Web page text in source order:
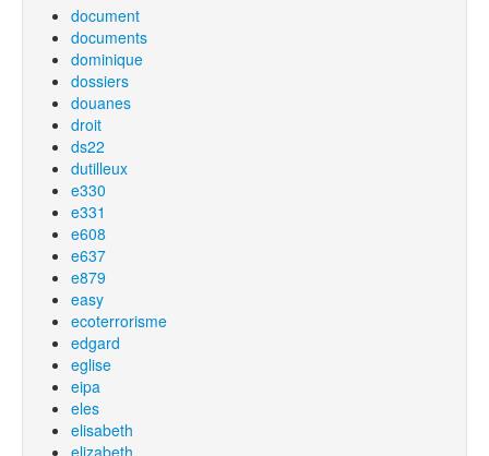
document
documents
dominique
dossiers
douanes
droit
ds22
dutilleux
e330
e331
e608
e637
e879
easy
ecoterrorisme
edgard
eglise
eipa
eles
elisabeth
elizabeth